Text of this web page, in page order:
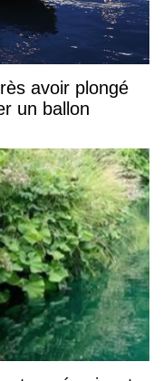
avoir plongé
un ballon